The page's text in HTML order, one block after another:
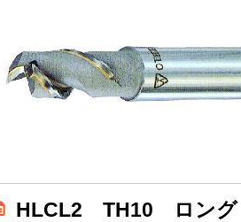
HLCL2 TH10 ロン